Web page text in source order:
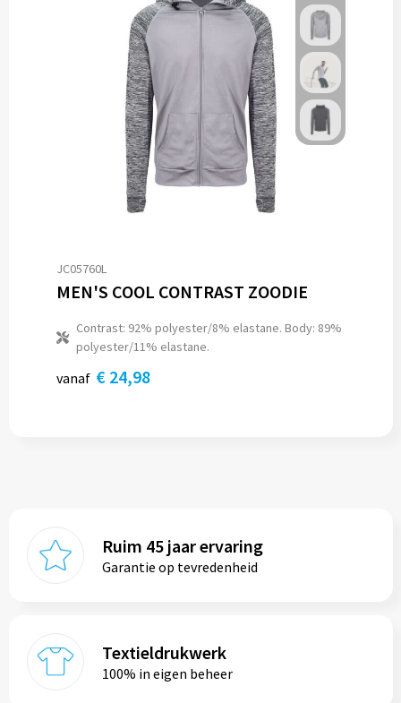
JC05760L
MEN'S COOL CONTRAST ZOODIE
Contrast: 92% polyester/8% elastane. Body: 89%
polyester/11% elastane.
vanaf € 24,98
Ruim 45 jaar ervaring
Garantie op tevredenheid
Textieldrukwerk
100% in eigen beheer